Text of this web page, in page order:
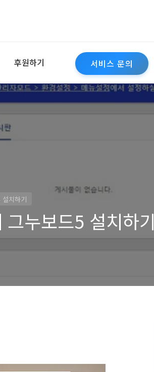
후원하기 서비스 문의
치하기
누보드5 설치하기